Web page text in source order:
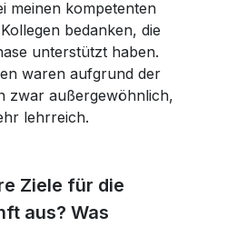
meinen kompetenten
bedanken, die
unterstützt haben.
waren aufgrund der
zwar außergewöhnlich,
lehrreich.
Ziele für die
aus? Was